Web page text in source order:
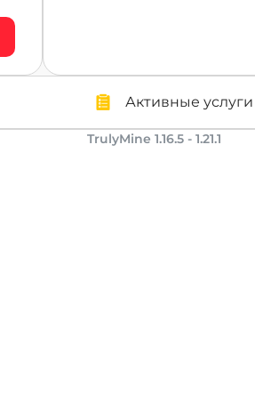
Активные услуги
TrulyMine 1.16.5 - 1.21.1